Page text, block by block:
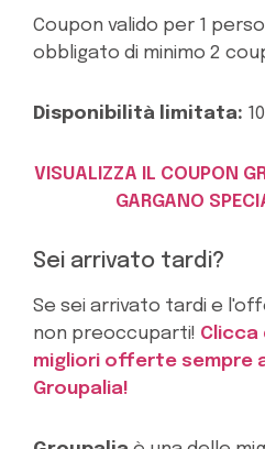
Coupon valido per 1
obbligato di minimo 2
Disponibilità limitata:
VISUALIZZA IL COUPON
GARGANO
Sei arrivato tardi?
Se sei arrivato tardi e
non preoccuparti! Clicca
migliori offerte sempre
Groupalia!